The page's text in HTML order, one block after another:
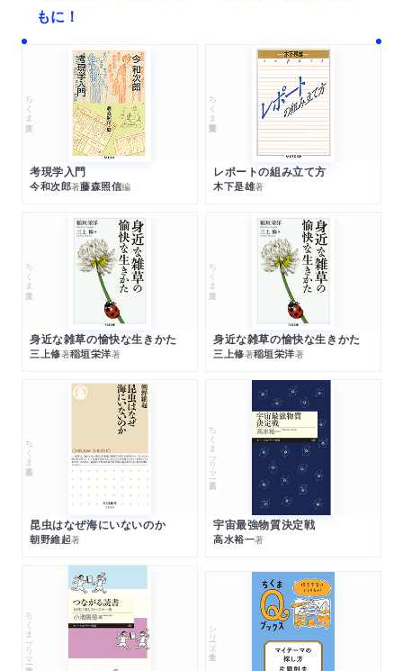
もに！
ちくま文庫
考現学入門
今和次郎著藤森照信編
ちくま学芸文庫
レポートの組み立て方
木下是雄著
ちくま文庫
身近な雑草の愉快な生きかた
三上修著稲垣栄洋著
ちくま文庫
身近な雑草の愉快な生きかた
三上修著稲垣栄洋著
ちくま新書
昆虫はなぜ海にいないのか
朝野維起著
ちくまプリマー新書
宇宙最強物質決定戦
高水裕一著
ちくまプリマー新書 シリーズ・全集